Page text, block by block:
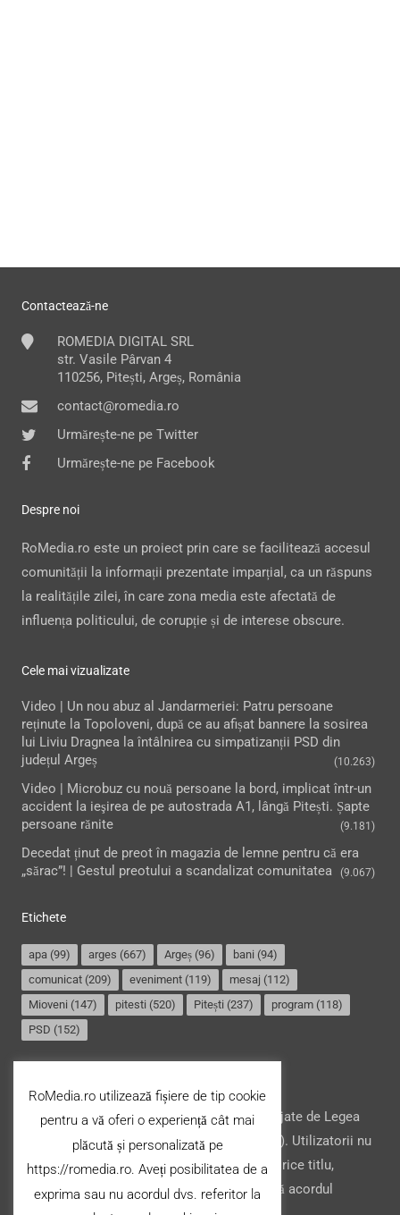
Contactează-ne
ROMEDIA DIGITAL SRL
str. Vasile Pârvan 4
110256, Pitești, Argeș, România
contact@romedia.ro
Urmărește-ne pe Twitter
Urmărește-ne pe Facebook
Despre noi
RoMedia.ro este un proiect prin care se facilitează accesul
comunității la informații prezentate imparțial, ca un răspuns
la realitățile zilei, în care zona media este afectată de
influența politicului, de corupție și de interese obscure.
Cele mai vizualizate
Video | Un nou abuz al Jandarmeriei: Patru persoane
reținute la Topoloveni, după ce au afișat bannere la sosirea
lui Liviu Dragnea la întâlnirea cu simpatizanții PSD din
județul Argeș
(10.263)
Video | Microbuz cu nouă persoane la bord, implicat într-un
accident la ieşirea de pe autostrada A1, lângă Pitești. Șapte
persoane rănite
(9.181)
Decedat ținut de preot în magazia de lemne pentru că era
„sărac”! | Gestul preotului a scandalizat comunitatea
(9.067)
Etichete
apa (99) arges (667) Argeș (96) bani (94)
comunicat (209) eveniment (119) mesaj (112)
Mioveni (147) pitesti (520) Pitești (237) program (118)
PSD (152)
Website-ul şi conţinutul acestuia, sunt protejate de Legea
drepturilor de autor din România (nr. 8/1996). Utilizatorii nu
pot copia, stoca, modifica ori transfera cu orice titlu,
conţinutul acestuia (parțial sau integral), fără acordul
RoMedia.ro utilizează fișiere de tip cookie
pentru a vă oferi o experiență cât mai
plăcută și personalizată pe
https://romedia.ro. Aveți posibilitatea de a
exprima sau nu acordul dvs. referitor la